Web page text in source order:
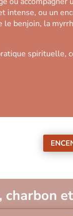
intense, ou un
benjoin, la
spirituelle,
charbon